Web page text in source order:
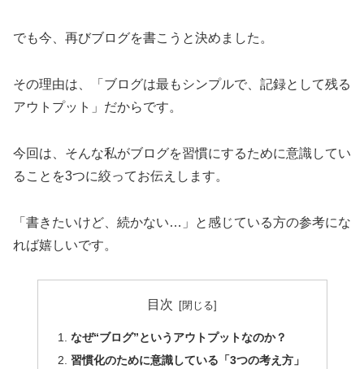
でも今、再びブログを書こうと決めました。
その理由は、「ブログは最もシンプルで、記録として残る
アウトプット」だからです。
今回は、そんな私がブログを習慣にするために意識してい
ることを3つに絞ってお伝えします。
「書きたいけど、続かない…」と感じている方の参考にな
れば嬉しいです。
目次
なぜ“ブログ”というアウトプットなのか？
習慣化のために意識している「3つの考え方」